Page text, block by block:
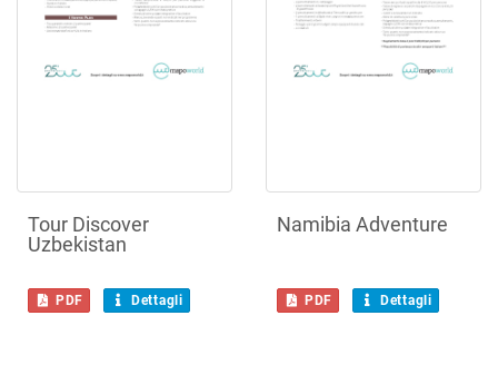
Tour Discover
Uzbekistan
PDF Dettagli
Namibia Adventure
PDF Dettagli